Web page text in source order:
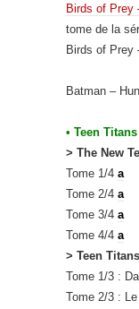
Birds of Prey
tome de la
Birds of Prey
Batman –
• Teen Titans
> The New
Tome 1/4 a
Tome 2/4 a
Tome 3/4 a
Tome 4/4 a
> Teen
Tome 1/3 :
Tome 2/3 :